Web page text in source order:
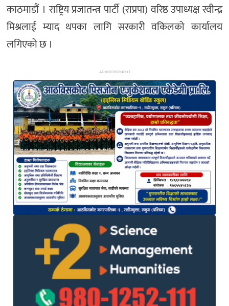
काठमाडौं । राष्ट्रिय प्रजातन्त्र पार्टी (राप्रपा) वरिष्ठ उपाध्यक्ष रवीन्द्र
मिश्रलाई म्याद थपका लागि सरकारी वकिलको कार्यालय
लगिएको छ ।
ADVERTISEMENT